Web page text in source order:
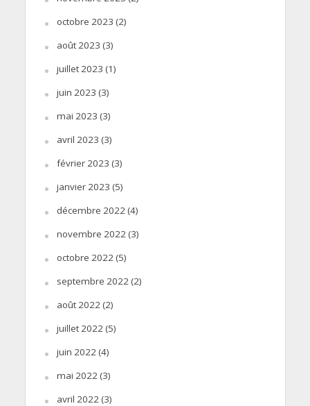
octobre 2023 (2)
août 2023 (3)
juillet 2023 (1)
juin 2023 (3)
mai 2023 (3)
avril 2023 (3)
février 2023 (3)
janvier 2023 (5)
décembre 2022(4)
novembre 2022(3)
octobre 2022(5)
septembre 2022(2)
août 2022(2)
juillet 2022(5)
juin 2022(4)
mai 2022(3)
avril 2022(3)